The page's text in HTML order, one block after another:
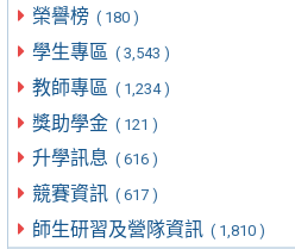
榮譽榜 ( 180 )
學生專區 ( 3,543 )
教師專區 ( 1,234 )
獎助學金 ( 121 )
升學訊息 ( 616 )
競賽資訊 ( 617 )
師生研習及營隊資訊 ( 1,810 )